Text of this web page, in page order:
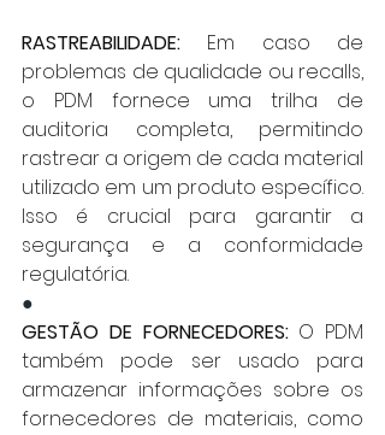
RASTREABILIDADE: Em caso de
problemas de qualidade ou recalls,
o PDM fornece uma trilha de
auditoria completa, permitindo
rastrear a origem de cada material
utilizado em um produto específico.
Isso é crucial para garantir a
segurança e a conformidade
regulatória.
●
GESTÃO DE FORNECEDORES: O PDM
também pode ser usado para
armazenar informações sobre os
fornecedores de materiais, como